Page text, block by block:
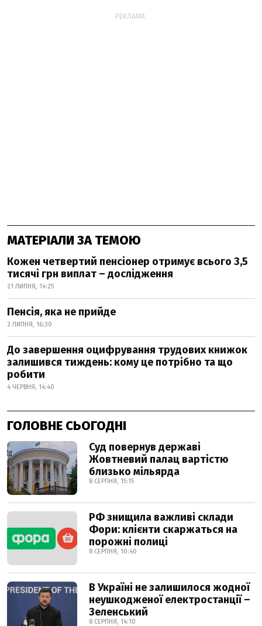
РЕКЛАМА:
МАТЕРІАЛИ ЗА ТЕМОЮ
Кожен четвертий пенсіонер отримує всього 3,5
тисячі грн виплат – дослідження
21 ЛИПНЯ, 14:25
Пенсія, яка не прийде
2 ЛИПНЯ, 16:30
До завершення оцифрування трудових книжок
залишився тиждень: кому це потрібно та що
робити
4 ЧЕРВНЯ, 14:40
ГОЛОВНЕ СЬОГОДНІ
Суд повернув державі
Жовтневий палац вартістю
близько мільярда
8 СЕРПНЯ, 15:15
РФ знищила важливі склади
Фори: клієнти скаржаться на
порожні полиці
8 СЕРПНЯ, 10:40
В Україні не залишилося жодної
неушкодженої електростанції –
Зеленський
8 СЕРПНЯ, 14:10